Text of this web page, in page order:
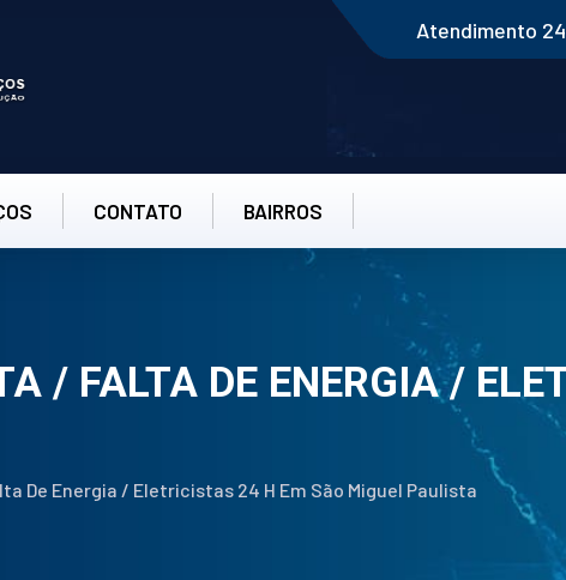
Atendimento
CONTATO BAIRROS
/ FALTA DE ENERGIA /
De Energia / Eletricistas 24 H Em São Miguel Paulista